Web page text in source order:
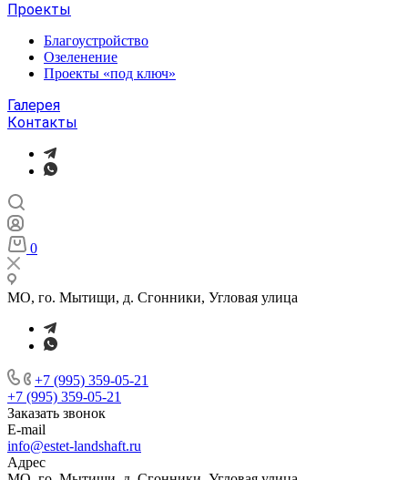
Проекты
Благоустройство
Озеленение
Проекты «под ключ»
Галерея
Контакты
0
МО, го. Мытищи, д. Сгонники, Угловая улица
+7 (995) 359-05-21
+7 (995) 359-05-21
Заказать звонок
E-mail
info@estet-landshaft.ru
Адрес